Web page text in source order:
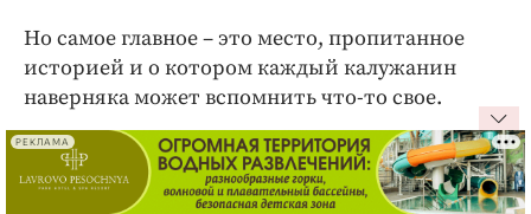
Но самое главное – это место, пропитанное
историей и о котором каждый калужанин
наверняка может вспомнить что-то свое.
Есть что рассказать интересного о парке?
Пишите в комментариях!
РЕКЛАМА